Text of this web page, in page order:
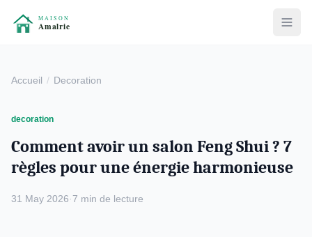
Accueil Decoration
decoration
Comment avoir un salon Feng Shui ? 7
règles pour une énergie harmonieuse
31 May 2026·7 min de lecture